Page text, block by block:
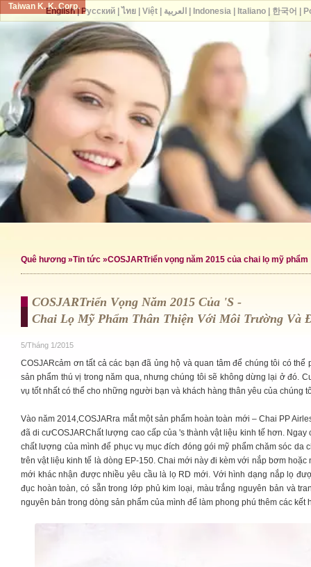
Taiwan K. K. Corp.
Quê hương »Tin tức »COSJARTriển vọng năm 2015 của chai lọ mỹ phẩm
COSJARTriển Vọng Năm 2015 Của 's -
Chai Lọ Mỹ Phẩm Thân Thiện Với Môi Trường Và
5/Tháng 1/2015
COSJARcảm ơn tất cả các bạn đã ủng hộ và quan tâm để chúng tôi có
sản phẩm thú vị trong năm qua, nhưng chúng tôi sẽ không dừng lại ở đó.
vụ tốt nhất có thể cho những người bạn và khách hàng thân yêu của chúng
Vào năm 2014,COSJARra mắt một sản phẩm hoàn toàn mới – Chai PP
đã di cưCOSJARChất lượng cao cấp của 's thành vật liệu kinh tế hơn.
chất lượng của mình để phục vụ mục đích đóng gói mỹ phẩm chăm sóc da
trên vật liệu kinh tế là dòng EP-150. Chai mới này đi kèm với nắp bơm
mới khác nhận được nhiều yêu cầu là lọ RD mới. Với hình dạng nắp lọ
đục hoàn toàn, có sẵn trong lớp phủ kim loại, màu trắng nguyên bản và
nguyên bản trong dòng sản phẩm của mình để làm phong phú thêm các kết
English| Русский| ไทย| Việt| العربية Indonesia| Italiano| 한국어